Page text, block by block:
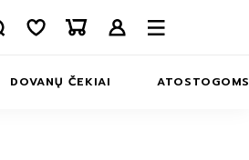
DOVANŲ ČEKIAI ATOSTOGOMS